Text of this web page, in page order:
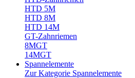
HTD 5M
HTD 8M
HTD 14M
GT-Zahnriemen
8MGT
14MGT
Spannelemente
Zur Kategorie Spannelemente